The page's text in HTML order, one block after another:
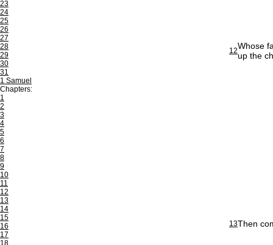
23
24
25
26
27
28
29
30
31
1 Samuel
Chapters:
1
2
3
4
5
6
7
8
9
10
11
12
13
14
15
16
17
18
12Whose
up the
13Then